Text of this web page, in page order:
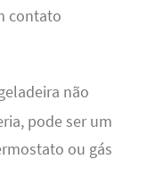
contato
não
pode ser um
ou gás